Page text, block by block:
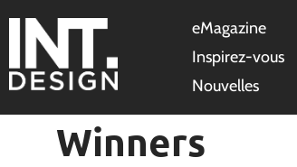
eMagazine
Inspirez-vous
Nouvelles
Winners